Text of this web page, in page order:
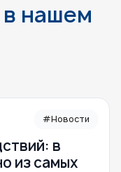
нашем
#Новости
в
из самых